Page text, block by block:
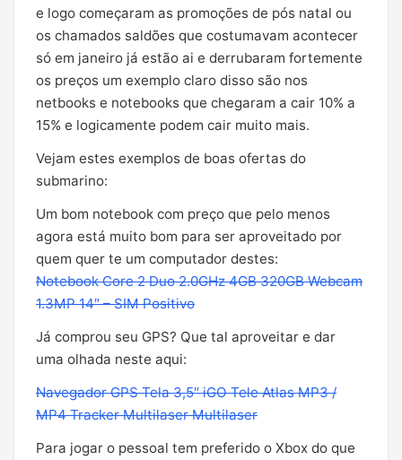
e logo começaram as promoções de pós natal ou
os chamados saldões que costumavam acontecer
só em janeiro já estão ai e derrubaram fortemente
os preços um exemplo claro disso são nos
netbooks e notebooks que chegaram a cair 10% a
15% e logicamente podem cair muito mais.
Vejam estes exemplos de boas ofertas do
submarino:
Um bom notebook com preço que pelo menos
agora está muito bom para ser aproveitado por
quem quer te um computador destes:
Notebook Core 2 Duo 2.0GHz 4GB 320GB Webcam
1.3MP 14″ – SIM Positivo
Já comprou seu GPS? Que tal aproveitar e dar
uma olhada neste aqui:
Navegador GPS Tela 3,5″ iGO Tele Atlas MP3 /
MP4 Tracker Multilaser Multilaser
Para jogar o pessoal tem preferido o Xbox do que